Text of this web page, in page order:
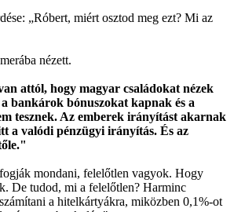
„Róbert, miért osztod meg ezt? Mi az
nézett.
attól, hogy magyar családokat nézek
bankárok bónuszokat kapnak és a
tesznek. Az emberek irányítást akarnak
a valódi pénzügyi irányítás. És az
mondani, felelőtlen vagyok. Hogy
De tudod, mi a felelőtlen? Harminc
a hitelkártyákra, miközben 0,1%-ot